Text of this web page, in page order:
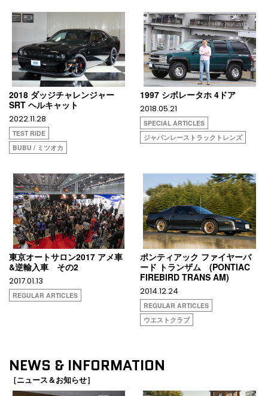
2018 ダッジチャレンジャー
SRT ヘルキャット
2022.11.28
TEST RIDE
BUBU / ミツオカ
1997 シボレータホ 4ドア
2018.05.21
SPECIAL ARTICLES
ジャパンレーストラックトレンズ
東京オートサロン2017 アメ車
&逆輸入車 その2
2017.01.13
REGULAR ARTICLES
ポンティアック ファイヤーバ
ード トランザム (PONTIAC
FIREBIRD TRANS AM)
2014.12.24
REGULAR ARTICLES
ウエストクラブ
NEWS & INFORMATION
［ニュース＆お知らせ］